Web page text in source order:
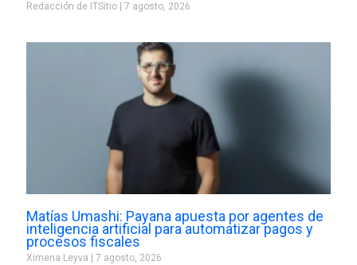
Redacción de ITSitio 7 agosto, 2026
Matías Umashi: Payana apuesta por agentes de
inteligencia artificial para automatizar pagos y
procesos fiscales
Ximena Leyva 7 agosto, 2026